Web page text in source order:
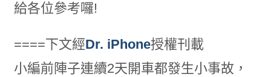
給各位參考囉!
====下文經Dr. iPhone授權刊載
小編前陣子連續2天開車都發生小事故，